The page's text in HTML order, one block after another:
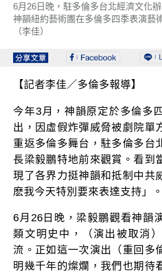
6月26日晚，駐多倫多台北經濟文化
神韻紐約藝術團在多倫多四季表演藝
（李佳）
【記者李佳／多倫多報導】
今年3月，神韻原定於多倫多
出，因虛假炸彈威脅被劇院單
重返多倫多舞台，駐多倫多台
長梁毅鵬特地前來觀賞。看到
現了各界力挺神韻和抵制中共
麽我今天特別要來表達支持」。
6月26日晚，梁毅鵬觀看神韻
類文明史中，（演出被取消
流。正如這一次演出（重回多
明幾千年的燦爛，我們也期待